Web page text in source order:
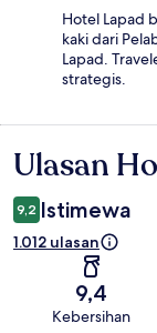
Hotel Lapad
kaki dari
Lapad.
strategis.
Ulasan
Ulasan
9,2 Istimewa
1.012 ulasan
9,4
Kebersihan